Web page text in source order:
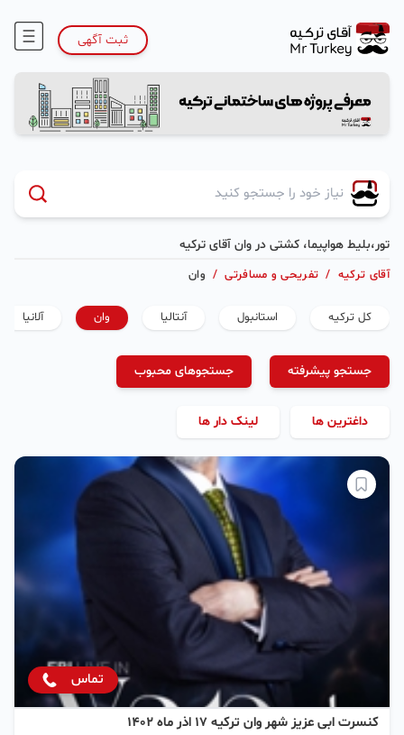
ثبت آگهی
تور،بلیط هواپیما، کشتی در وان آقای ترکیه
آقای ترکیه / تفریحی و مسافرتی / وان
کل ترکیه استانبول آنتالیا وان آلانیا
جستجو پیشرفته جستجوهای محبوب
داغترین ها لینک دار ها
تماس
کنسرت ابی عزیز شهر وان ترکیه ۱۷ اذر ماه ۱۴۰۲